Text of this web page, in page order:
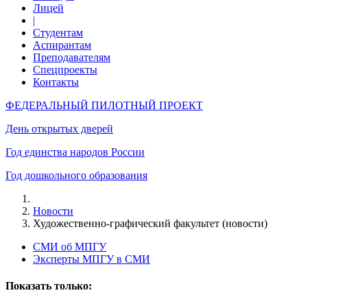
Лицей
|
Студентам
Аспирантам
Преподавателям
Спецпроекты
Контакты
ФЕДЕРАЛЬНЫЙ ПИЛОТНЫЙ ПРОЕКТ
День открытых дверей
Год единства народов России
Год дошкольного образования
Новости
Художественно-графический факультет (новости)
СМИ об МПГУ
Эксперты МПГУ в СМИ
Показать только: